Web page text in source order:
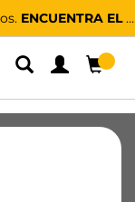
ENCUENTRA EL MÁS CERCANO
de